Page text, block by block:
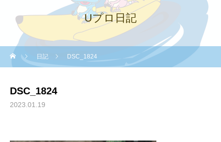
Uプロ日記
日記 DSC_1824
DSC_1824
2023.01.19